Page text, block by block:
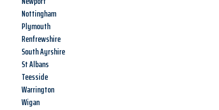
Nottingham
Plymouth
Renfrewshire
South Ayrshire
St Albans
Teesside
Warrington
Wigan